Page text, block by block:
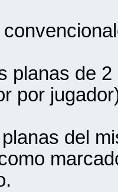
de 2
por
del